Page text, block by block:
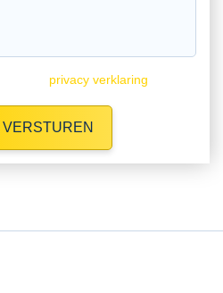
privacy verklaring
VERSTUREN